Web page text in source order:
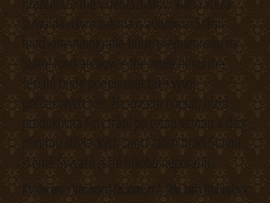
schválila návrh zákona o audiovizi. Státní
fond kinematografie bude přejmenován na
Státní fond audiovize the vedle filmů the
seriálů bude podporovat také vývoj
počítačových her. Nic ovšem naplat, nízká
produktivita Finy trápí po celou sezonu a díky
minimu střeleckých šancí zatím hráči Suomi
kromě Švýcarů ještě nikoho neporazili.
Konference Věnovaná Osobnosti A Dílu Jana Blahoslava